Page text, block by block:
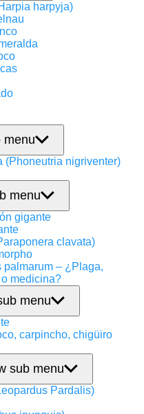
harpyja)
menu
(Phoneutria nigriventer)
menu
gigante
clavata)
palmarum – ¿Plaga,
medicina?
menu
carpincho, chigüiro
sub menu
Pardalis)